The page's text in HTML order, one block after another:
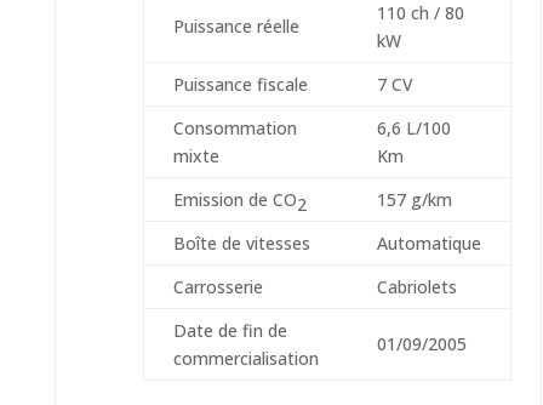
Puissance réelle
110 ch / 80
kW
Puissance fiscale
7 CV
Consommation
mixte
6,6 L/100
Km
Emission de CO2
157 g/km
Boîte de vitesses
Automatique
Carrosserie
Cabriolets
Date de fin de
commercialisation
01/09/2005